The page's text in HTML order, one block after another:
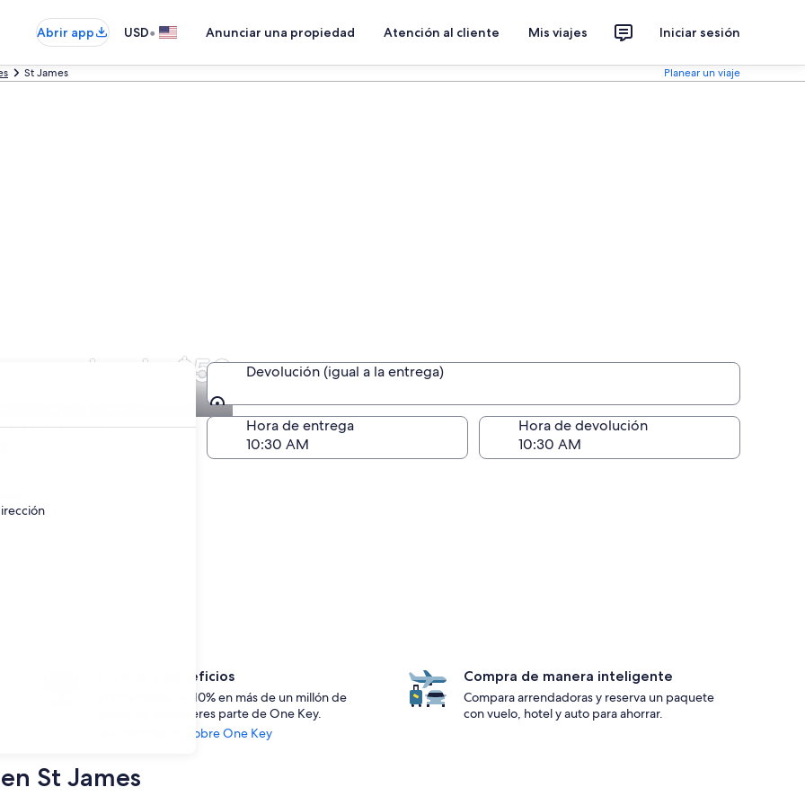
Abrir app USD• Anunciar una propiedad Atención al cliente Mis viajes Iniciar sesión
St James Planear un viaje
desde $50
en St James
Devolución (igual a la entrega)
Devolución (igual a la entrega)
de devolución
Hora de entrega Hora de devolución
Accede a beneficios
Ahorra desde un 10% en más de un millón de
rentas de auto si eres parte de One Key.
Ver información sobre One Key
Compra de manera inteligente
Compara arrendadoras y reserva un paquete
con vuelo, hotel y auto para ahorrar.
St James